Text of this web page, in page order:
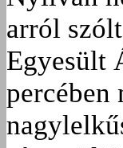
arról
Egyesült
percében